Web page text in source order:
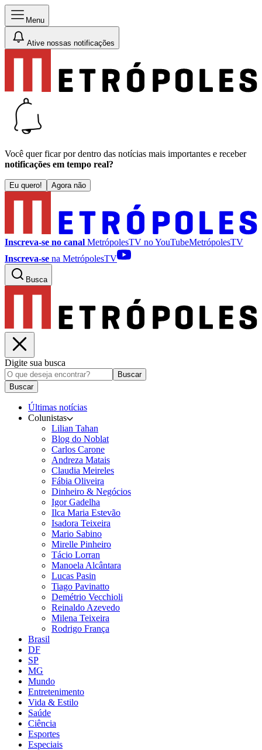
Menu
Ative nossas notificações
Você quer ficar por dentro das notícias mais importantes e receber
notificações em tempo real?
Eu quero! Agora não
Inscreva-se no canal MetrópolesTV noYouTubeMetrópolesTV
Inscreva-se na MetrópolesTV
Busca
Digite sua busca
Buscar
Buscar
Últimas notícias
Colunistas
Lilian Tahan
Blog do Noblat
Carlos Carone
Andreza Matais
Claudia Meireles
Fábia Oliveira
Dinheiro & Negócios
Igor Gadelha
Ilca Maria Estevão
Isadora Teixeira
Mario Sabino
Mirelle Pinheiro
Tácio Lorran
Manoela Alcântara
Lucas Pasin
Tiago Pavinatto
Demétrio Vecchioli
Reinaldo Azevedo
Milena Teixeira
Rodrigo França
Brasil
DF
SP
MG
Mundo
Entretenimento
Vida & Estilo
Saúde
Ciência
Esportes
Especiais